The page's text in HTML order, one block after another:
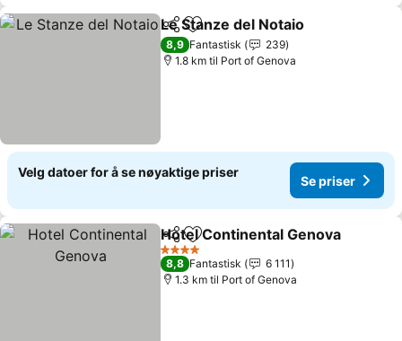
Del Legg til i favoritter
Le Stanze del Notaio
8,9 Fantastisk
239
1.8 km til Port of Genova
Velg datoer for å se nøyaktige priser
Se priser
Del Legg til i favoritter
Hotel Continental Genova
4 Stjerner
8,8 Fantastisk
6 111
1.3 km til Port of Genova